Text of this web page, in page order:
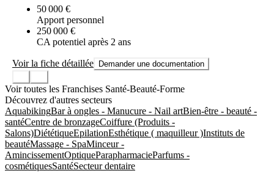
50 000 €
Apport personnel
250 000 €
CA potentiel après 2 ans
Voir la fiche détaillée Demander une documentation
Voir toutes les Franchises Santé-Beauté-Forme
Découvrez d'autres secteurs
AquabikingBar à ongles - Manucure - Nail artBien-être - beauté -
santéCentre de bronzageCoiffure (Produits -
Salons)DiététiqueEpilationEsthétique ( maquilleur )Instituts de
beautéMassage - SpaMinceur -
AmincissementOptiqueParapharmacieParfums -
cosmétiquesSantéSecteur dentaire